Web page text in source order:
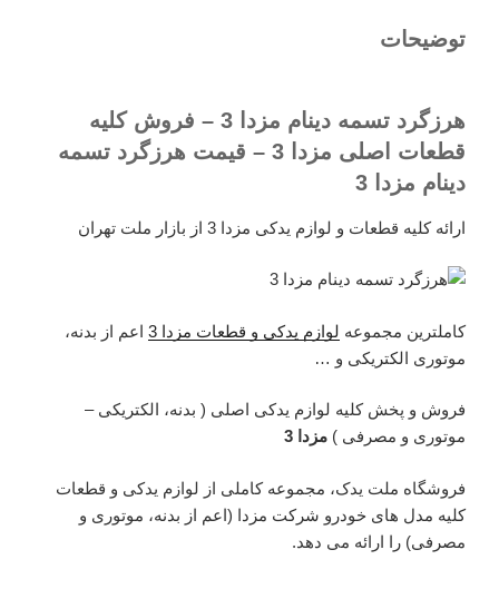
توضیحات
هرزگرد تسمه دینام مزدا 3 – فروش کلیه
قطعات اصلی مزدا 3 – قیمت هرزگرد تسمه
دینام مزدا 3
ارائه کلیه قطعات و لوازم یدکی مزدا 3 از بازار ملت تهران
کاملترین مجموعه لوازم یدکی و قطعات مزدا 3
اعم از بدنه،
موتوری الکتریکی و …
فروش و پخش کلیه لوازم یدکی اصلی ( بدنه، الکتریکی –
موتوری و مصرفی ) مزدا 3
فروشگاه ملت یدک، مجموعه کاملی از لوازم یدکی و قطعات
کلیه مدل های خودرو شرکت مزدا (اعم از بدنه، موتوری و
مصرفی) را ارائه می دهد.